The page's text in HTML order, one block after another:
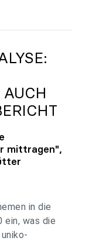
sind
mittragen",
in die
was die